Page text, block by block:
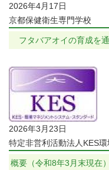
2026年4月17日
京都保健衛生専門学校
フタバアオイの育成を
2026年3月23日
特定非営利活動法人KES
概要（令和8年3月末現在